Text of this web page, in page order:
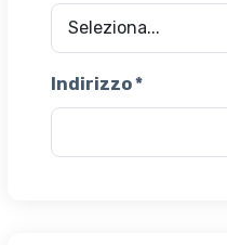
Indirizzo *